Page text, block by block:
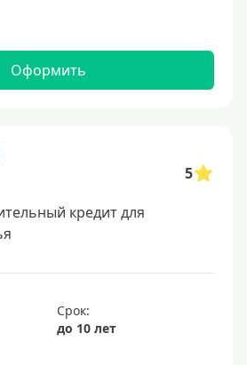
Оформить
5
кредит для
Срок:
до 10 лет